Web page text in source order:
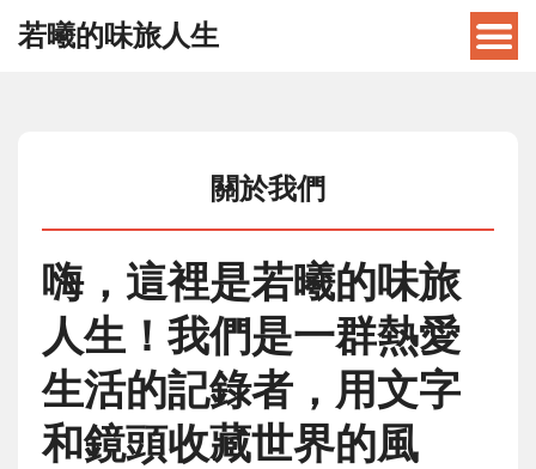
若曦的味旅人生
關於我們
嗨，這裡是若曦的味旅
人生！我們是一群熱愛
生活的記錄者，用文字
和鏡頭收藏世界的風